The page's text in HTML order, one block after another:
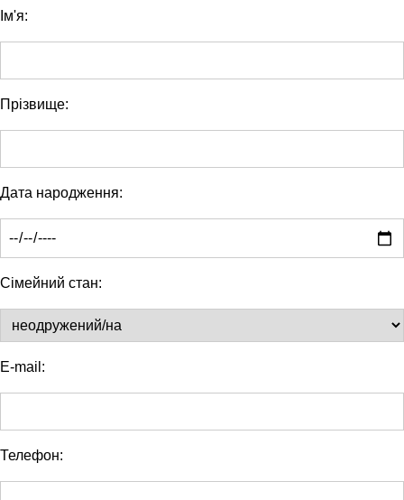
Ім'я:
Прізвище:
Дата народження:
Сімейний стан:
E-mail:
Телефон: